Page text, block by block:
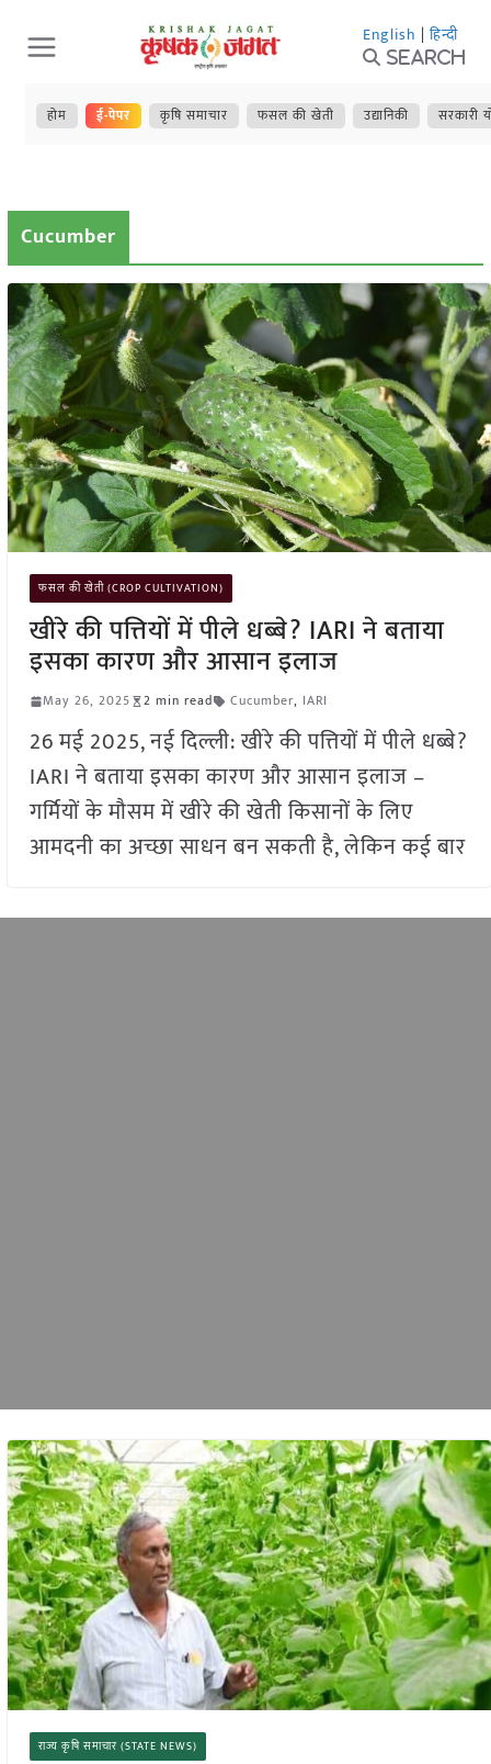
Skip
to
content
English | हिन्दी
Search
होम ई-पेपर कृषि समाचार फसल की खेती उद्यानिकी सरकारी
Cucumber
फसल की खेती (CROP CULTIVATION)
खीरे की पत्तियों में पीले धब्बे? IARI ने बताया
इसका कारण और आसान इलाज
May 26, 2025 2 min read Cucumber, IARI
26 मई 2025, नई दिल्ली: खीरे की पत्तियों में पीले धब्बे?
IARI ने बताया इसका कारण और आसान इलाज –
गर्मियों के मौसम में खीरे की खेती किसानों के लिए
आमदनी का अच्छा साधन बन सकती है, लेकिन कई बार
राज्य कृषि समाचार (STATE NEWS)